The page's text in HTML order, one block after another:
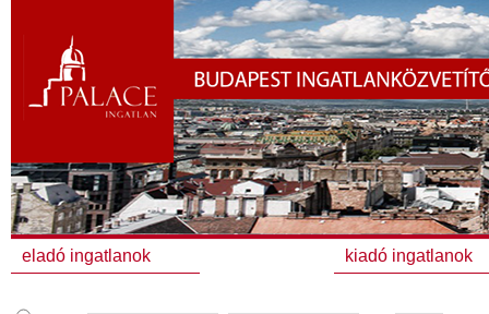
eladó ingatlanok kiadó ingatlanok